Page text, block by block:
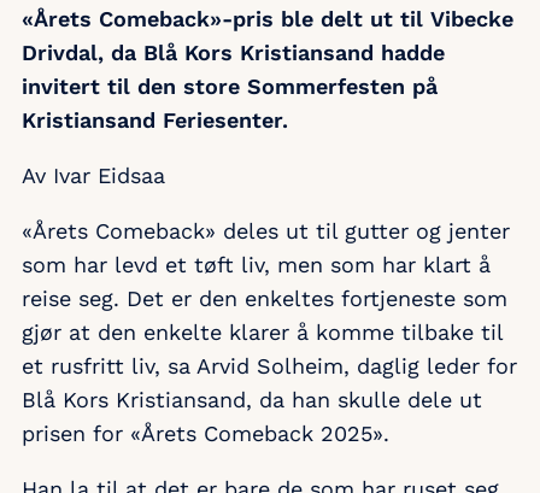
«Årets Comeback»-pris ble delt ut til Vibecke
Drivdal, da Blå Kors Kristiansand hadde
invitert til den store Sommerfesten på
Kristiansand Feriesenter.
Av Ivar Eidsaa
«Årets Comeback» deles ut til gutter og jenter
som har levd et tøft liv, men som har klart å
reise seg. Det er den enkeltes fortjeneste som
gjør at den enkelte klarer å komme tilbake til
et rusfritt liv, sa Arvid Solheim, daglig leder for
Blå Kors Kristiansand, da han skulle dele ut
prisen for «Årets Comeback 2025».